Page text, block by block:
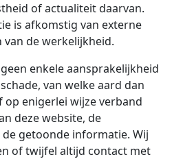
of actualiteit daarvan.
is afkomstig van externe
de werkelijkheid.
enkele aansprakelijkheid
van welke aard dan
enigerlei wijze verband
deze website, de
getoonde informatie. Wij
of twijfel altijd contact met